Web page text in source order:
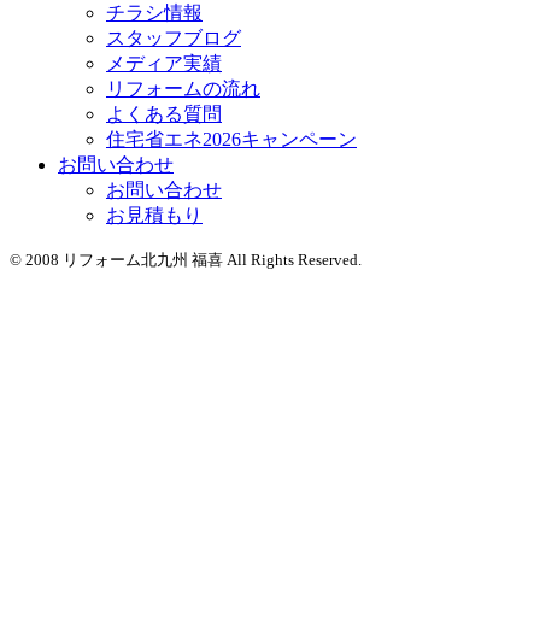
チラシ情報
スタッフブログ
メディア実績
リフォームの流れ
よくある質問
住宅省エネ2026キャンペーン
お問い合わせ
お問い合わせ
お見積もり
© 2008 リフォーム北九州 福喜 All Rights Reserved.